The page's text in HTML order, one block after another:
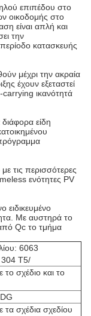
επιπέδου στο
οικοδομής στο
είναι απλή και
την
κατασκευής
μέχρι την ακραία
έχουν εξεταστεί
ικανότητά
είδη
τις περισσότερες
ενότητες PV
ειδικευμένο
Με αυστηρά το
Qc το τμήμα
6063
304 T5/
σχέδιο και το
σχέδια σχεδίου